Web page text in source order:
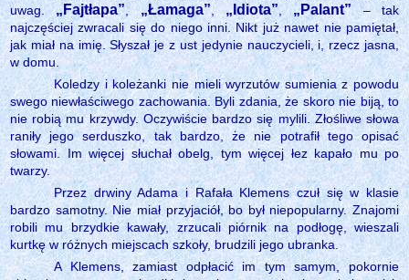
uwag.„Fajtłapa”, „Łamaga” „Idiota” , „Palant” – tak
najczęściej zwracali się do niego inni. Nikt już nawet nie pamiętał,
jak miał na imię. Słyszał je z ust jedynie nauczycieli, i, rzecz jasna,
w domu.
Koledzy i koleżanki nie mieli wyrzutów sumienia z powodu
swego niewłaściwego zachowania. Byli zdania, że skoro nie biją, to
nie robią mu krzywdy. Oczywiście bardzo się mylili. Złośliwe słowa
raniły jego serduszko, tak bardzo, że nie potrafił tego opisać
słowami. Im więcej słuchał obelg, tym więcej łez kapało mu po
twarzy.
Przez drwiny Adama i Rafała Klemens czuł się w klasie
bardzo samotny. Nie miał przyjaciół, bo był niepopularny. Znajomi
robili mu brzydkie kawały, zrzucali piórnik na podłogę, wieszali
kurtkę w różnych miejscach szkoły, brudzili jego ubranka.
A Klemens, zamiast odpłacić im tym samym, pokornie